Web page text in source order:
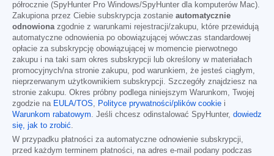
półrocznie (SpyHunter Pro Windows/SpyHunter dla komputerów Mac).
Zakupiona przez Ciebie subskrypcja zostanie automatycznie
odnowionazgodnie z warunkami rejestracji/zakupu, które przewidują
automatyczne odnowienia po obowiązującej wówczas standardowej
opłacie za subskrypcję obowiązującej w momencie pierwotnego
zakupu i na taki sam okres subskrypcji lub określony w materiałach
promocyjnych/na stronie zakupu, pod warunkiem, że jesteś ciągłym,
nieprzerwanym użytkownikiem subskrypcji. Szczegóły znajdziesz na
stronie zakupu. Okres próbny podlega niniejszym Warunkom, Twojej
zgodzie na EULA/TOS, Polityce prywatności/plików cookie i
Warunkom rabatowym. Jeśli chcesz odinstalować SpyHunter, dowiedz
się, jak to zrobić.
W przypadku płatności za automatyczne odnowienie subskrypcji,
przed każdym terminem płatności, na adres e-mail podany podczas